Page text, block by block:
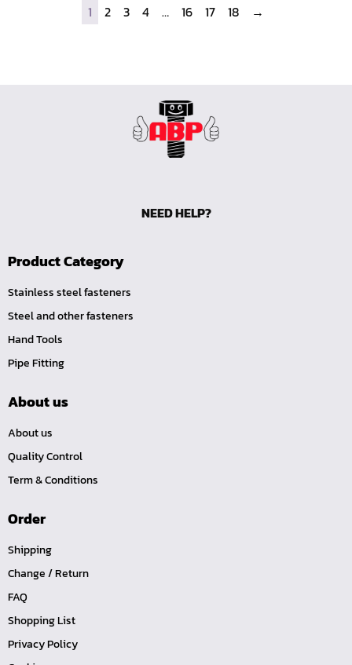
ไขควงท๊อกซ์
ไขควงหัวหกเหลี่ยม
สามทางเกลียวในทองเหลือง (SI)
ลดเหลี่ยมทองเหลือง (LO)
ปลั๊กอุดทองเหลือง (P)
นิปเปิ้ลทองเหลืองเกลียวใน (NI)
ข้อต่อตรงเสียบสาย (TS)
นิปเปิ้ลทองเหลืองเกลียวใน-นอก (NOI)
ข้อต่อเกลียวในเสียบสาย (TI)
ข้อต่อเกลียวนอกเสียบสาย (TO)
TOOL-คอปเปอร์-SF
TOOL-คอปเปอร์-PM
TOOL-คอปเปอร์
1 2 3 4 … 16 17 18 →
NEED HELP?
Product Category
Stainless steel fasteners
Steel and other fasteners
Hand Tools
Pipe Fitting
About us
About us
Quality Control
Term & Conditions
Order
Shipping
Change / Return
FAQ
Shopping List
Privacy Policy